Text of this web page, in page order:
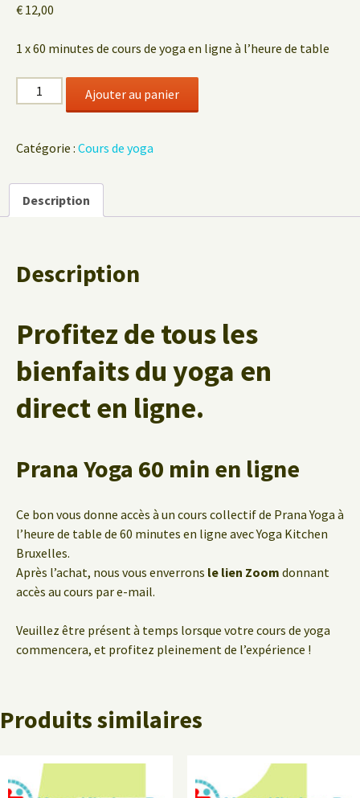
€ 12,00
1 x 60 minutes de cours de yoga en ligne à l’heure de table
quantité
de
de
Yoga
heure
en
minutes
Ajouter au panier
Catégorie : Cours de yoga
Description
Description
Profitez de tous les
bienfaits du yoga en
direct en ligne.
Prana Yoga 60 min en ligne
Ce bon vous donne accès à un cours collectif de Prana Yoga à
l’heure de table de 60 minutes en ligne avec Yoga Kitchen
Bruxelles.
Après l’achat, nous vous enverrons le lien Zoom donnant
accès au cours par e-mail.
Veuillez être présent à temps lorsque votre cours de yoga
commencera, et profitez pleinement de l’expérience !
Produits similaires